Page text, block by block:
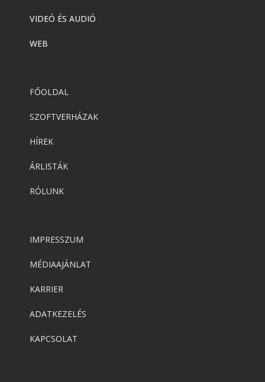
VIDEÓ ÉS AUDIÓ
WEB
FŐOLDAL
SZOFTVERHÁZAK
HÍREK
ÁRLISTÁK
RÓLUNK
IMPRESSZUM
MÉDIAAJÁNLAT
KARRIER
ADATKEZELÉS
KAPCSOLAT